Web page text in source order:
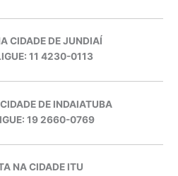
CIDADE DE JUNDIAÍ
11 4230-0113
DE INDAIATUBA
19 2660-0769
NA CIDADE ITU